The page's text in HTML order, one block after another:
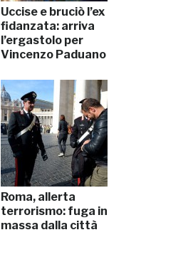
Uccise e bruciò l’ex
fidanzata: arriva
l’ergastolo per
Vincenzo Paduano
Roma, allerta
terrorismo: fuga in
massa dalla città